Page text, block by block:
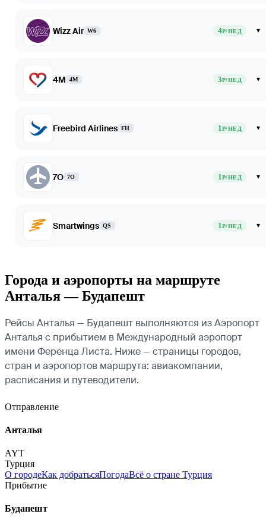
Wizz Air W6 4Р/НЕД ▾
4M 4M 3Р/НЕД ▾
Freebird Airlines FH 1Р/НЕД ▾
7O 7O 1Р/НЕД ▾
Smartwings QS 1Р/НЕД ▾
Города и аэропорты на маршруте
Анталья — Будапешт
Рейсы Анталья — Будапешт выполняются из Аэропорт
Анталья с прибытием в Международный аэропорт
имени Ференца Листа. Ниже — страницы городов,
стран и аэропортов маршрута: авиакомпании,
расписания и путеводители.
Отправление
Анталья
AYT
Турция
О городеКак добратьсяПогодаВсё о стране Турция
Прибытие
Будапешт